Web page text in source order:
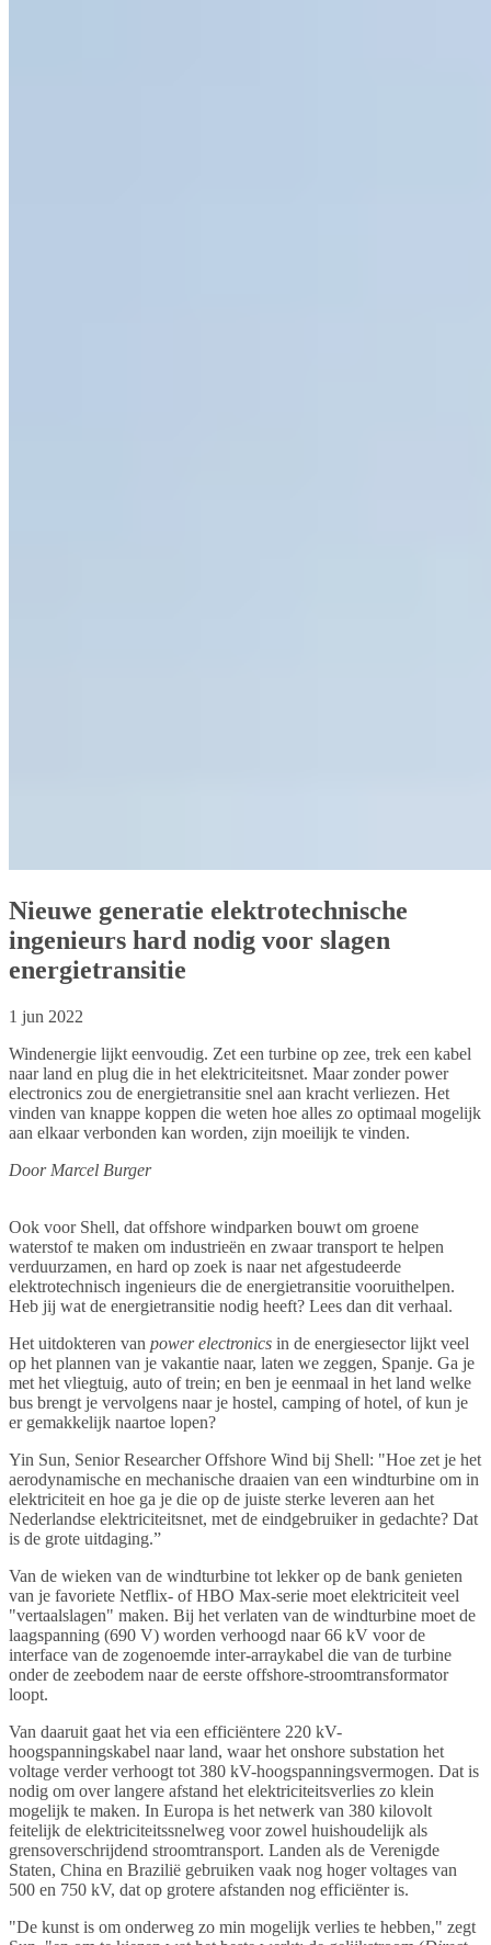
Nieuwe generatie elektrotechnische
ingenieurs hard nodig voor slagen
energietransitie
1 jun 2022
Windenergie lijkt eenvoudig. Zet een turbine op zee, trek een kabel
naar land en plug die in het elektriciteitsnet. Maar zonder power
electronics zou de energietransitie snel aan kracht verliezen. Het
vinden van knappe koppen die weten hoe alles zo optimaal mogelijk
aan elkaar verbonden kan worden, zijn moeilijk te vinden.
Door Marcel Burger
Ook voor Shell, dat offshore windparken bouwt om groene
waterstof te maken om industrieën en zwaar transport te helpen
verduurzamen, en hard op zoek is naar net afgestudeerde
elektrotechnisch ingenieurs die de energietransitie vooruithelpen.
Heb jij wat de energietransitie nodig heeft? Lees dan dit verhaal.
Het uitdokteren van power electronics in de energiesector lijkt veel
op het plannen van je vakantie naar, laten we zeggen, Spanje. Ga je
met het vliegtuig, auto of trein; en ben je eenmaal in het land welke
bus brengt je vervolgens naar je hostel, camping of hotel, of kun je
er gemakkelijk naartoe lopen?
Yin Sun, Senior Researcher Offshore Wind bij Shell: "Hoe zet je het
aerodynamische en mechanische draaien van een windturbine om in
elektriciteit en hoe ga je die op de juiste sterke leveren aan het
Nederlandse elektriciteitsnet, met de eindgebruiker in gedachte? Dat
is de grote uitdaging.”
Van de wieken van de windturbine tot lekker op de bank genieten
van je favoriete Netflix- of HBO Max-serie moet elektriciteit veel
"vertaalslagen" maken. Bij het verlaten van de windturbine moet de
laagspanning (690 V) worden verhoogd naar 66 kV voor de
interface van de zogenoemde inter-arraykabel die van de turbine
onder de zeebodem naar de eerste offshore-stroomtransformator
loopt.
Van daaruit gaat het via een efficiëntere 220 kV-
hoogspanningskabel naar land, waar het onshore substation het
voltage verder verhoogt tot 380 kV-hoogspanningsvermogen. Dat is
nodig om over langere afstand het elektriciteitsverlies zo klein
mogelijk te maken. In Europa is het netwerk van 380 kilovolt
feitelijk de elektriciteitssnelweg voor zowel huishoudelijk als
grensoverschrijdend stroomtransport. Landen als de Verenigde
Staten, China en Brazilië gebruiken vaak nog hoger voltages van
500 en 750 kV, dat op grotere afstanden nog efficiënter is.
"De kunst is om onderweg zo min mogelijk verlies te hebben," zegt